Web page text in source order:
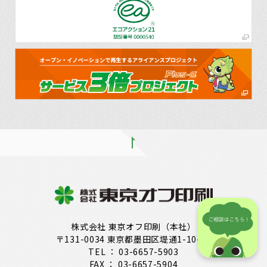
株式会社 東京オフ印刷（本社）
〒131-0034 東京都墨田区堤通1-10-21
TEL ： 03-6657-5903
FAX ： 03-6657-5904